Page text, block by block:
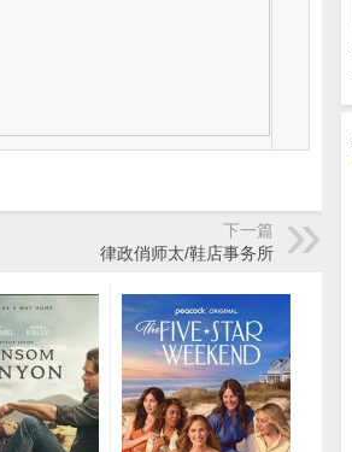
下一篇
律政俏师太/鞋店事务所